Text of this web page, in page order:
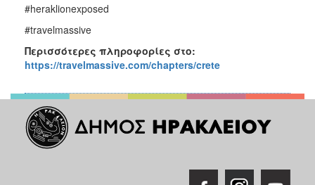
#heraklionexposed
#travelmassive
Περισσότερες πληροφορίες στο:
https://travelmassive.com/chapters/crete